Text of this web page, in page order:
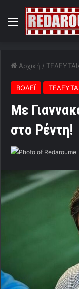
Menu
Αρχική /
ΒΟΛΕΪ
Με
στο Ρέντη!